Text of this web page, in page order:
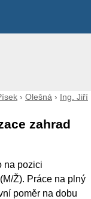
› Olešná › Ing. Jiří
zahrad
na pozici
Ž). Práce na plný
poměr na dobu